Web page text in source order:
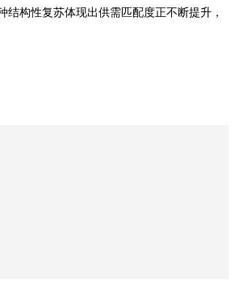
构性复苏体现出供需匹配度正不断提升，